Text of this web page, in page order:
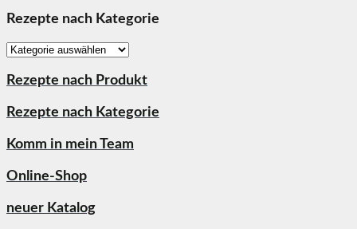
Rezepte nach Kategorie
Rezepte
Kategorie
Rezepte nach Produkt
Rezepte nach Kategorie
Komm in mein Team
Online-Shop
neuer Katalog